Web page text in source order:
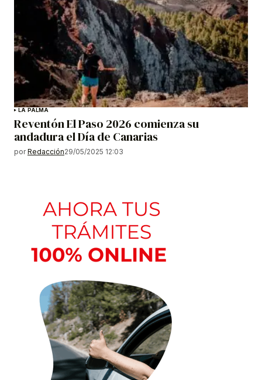
LA PALMA
Reventón El Paso 2026 comienza su
andadura el Día de Canarias
por Redacción29/05/2025 12:03